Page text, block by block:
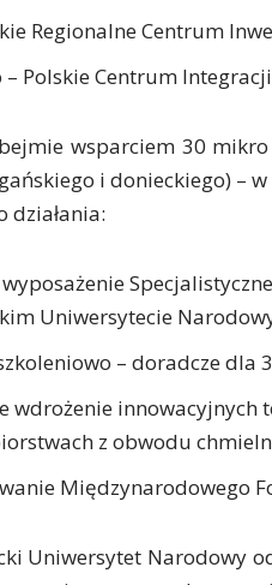
Regionalne Centrum
Polskie Centrum
wsparciem 30
i donieckiego) –
działania:
Uniwersytecie
– doradcze dla
wdrożenie innowacyjnych
z obwodu
Międzynarodowego
Uniwersytet Narodowy